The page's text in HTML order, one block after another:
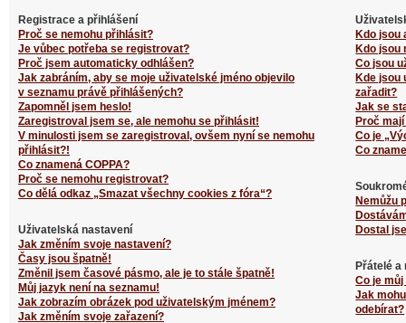
Registrace a přihlášení
Proč se nemohu přihlásit?
Je vůbec potřeba se registrovat?
Proč jsem automaticky odhlášen?
Jak zabráním, aby se moje uživatelské jméno objevilo
v seznamu právě přihlášených?
Zapomněl jsem heslo!
Zaregistroval jsem se, ale nemohu se přihlásit!
V minulosti jsem se zaregistroval, ovšem nyní se nemohu
přihlásit?!
Co znamená COPPA?
Proč se nemohu registrovat?
Co dělá odkaz „Smazat všechny cookies z fóra“?
Uživatelská nastavení
Jak změním svoje nastavení?
Časy jsou špatně!
Změnil jsem časové pásmo, ale je to stále špatně!
Můj jazyk není na seznamu!
Jak zobrazím obrázek pod uživatelským jménem?
Jak změním svoje zařazení?
Kdo jsou
Kdo jsou
Co jsou
Kde jsou
zařadit?
Jak se
Proč
Co je
Co
Nemůžu
Dostal
Přátelé a
Co je
Jak
odebírat?